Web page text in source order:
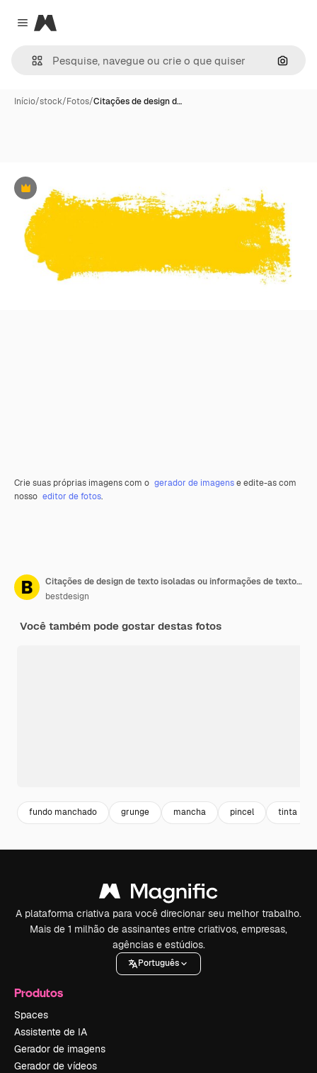
Close menu
Magnific
Início/stock/Fotos/Citações de design d…
Premium
Crie suas próprias imagens com o gerador de imagense edite-as com
nosso editor de fotos.
Citações de design de texto isoladas ou informações de texto desenhadas à mão com tinta amarela
bestdesign
Você também pode gostar destas fotos
fundo manchado grunge mancha pincel tinta
A plataforma criativa para você direcionar seu melhor trabalho.
Mais de 1 milhão de assinantes entre criativos, empresas,
agências e estúdios.
Português
Produtos
Spaces
Assistente de IA
Gerador de imagens
Gerador de vídeos